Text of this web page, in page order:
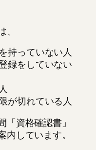
持っていない人
録をしていない
が切れている人
「資格確認書」
内しています。